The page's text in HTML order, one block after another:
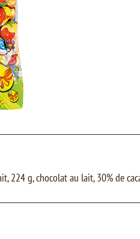
224 g, chocolat au lait, 30% de